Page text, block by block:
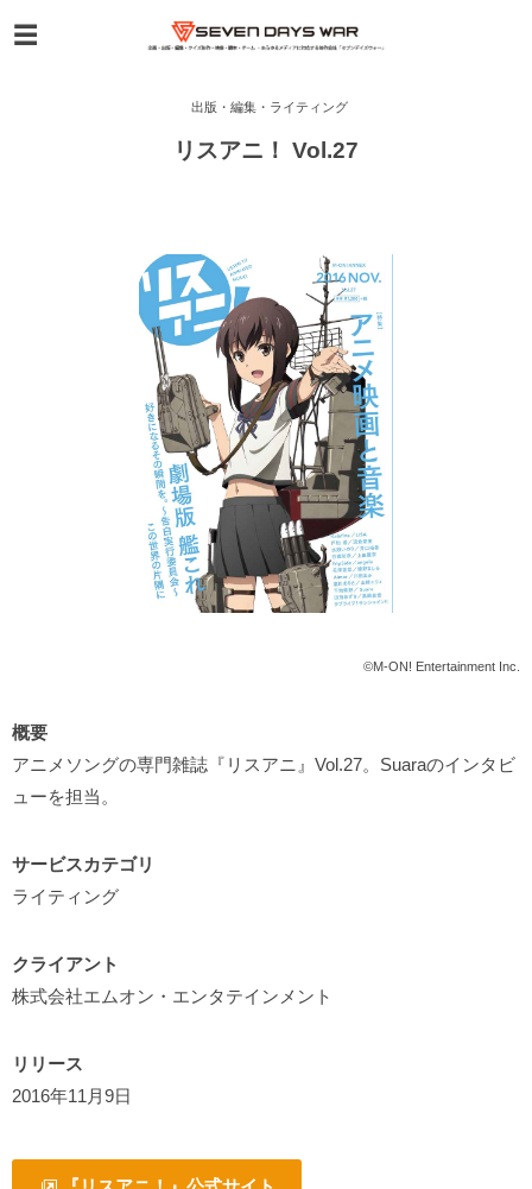
出版・編集・ライティング
リスアニ！ Vol.27
©M-ON! Entertainment Inc.
概要
アニメソングの専門雑誌『リスアニ』Vol.27。Suaraのインタビ
ューを担当。
サービスカテゴリ
ライティング
クライアント
株式会社エムオン・エンタテインメント
リリース
2016年11月9日